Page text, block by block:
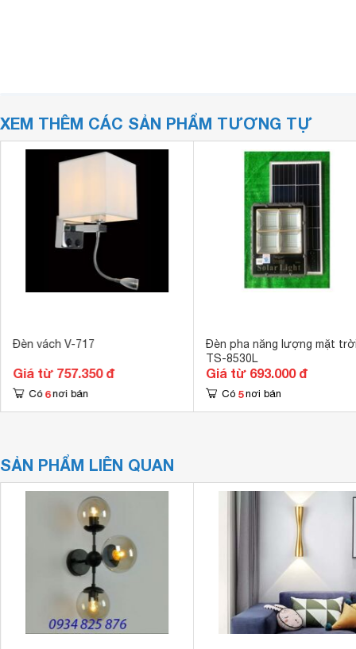
XEM THÊM CÁC SẢN PHẨM TƯƠNG TỰ
Đèn vách V-717
Giá từ 757.350 đ
Có 6 nơi bán
Đèn pha năng lượng mặt
TS-8530L
Giá từ 693.000 đ
Có 5 nơi bán
SẢN PHẨM LIÊN QUAN